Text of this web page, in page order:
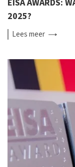
EISA AWARDS:
2025?
Leesmeer